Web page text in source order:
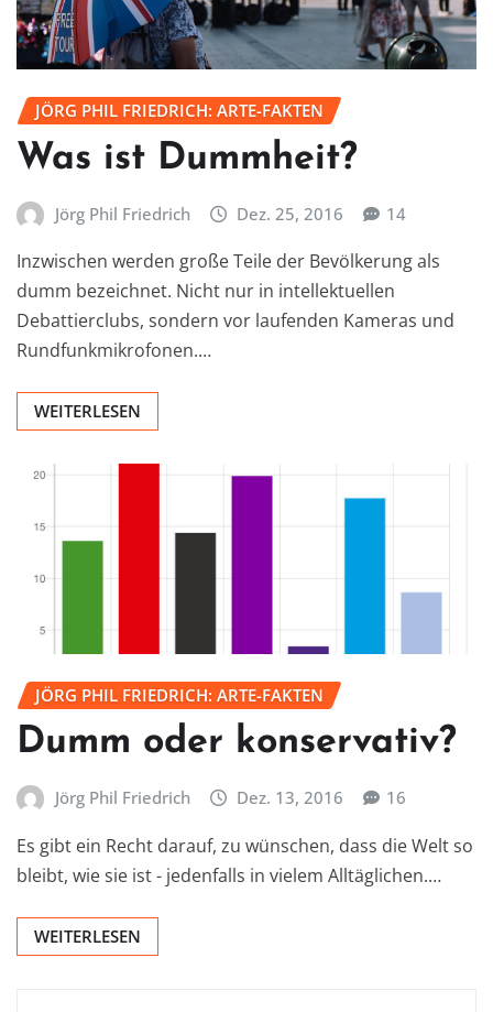
JÖRG PHIL FRIEDRICH: ARTE-FAKTEN
Was ist Dummheit?
Jörg Phil Friedrich Dez. 25, 2016 14
Inzwischen werden große Teile der Bevölkerung als
dumm bezeichnet. Nicht nur in intellektuellen
Debattierclubs, sondern vor laufenden Kameras und
Rundfunkmikrofonen.…
WEITERLESEN
JÖRG PHIL FRIEDRICH: ARTE-FAKTEN
Dumm oder konservativ?
Jörg Phil Friedrich Dez. 13, 2016 16
Es gibt ein Recht darauf, zu wünschen, dass die Welt so
bleibt, wie sie ist - jedenfalls in vielem Alltäglichen.…
WEITERLESEN